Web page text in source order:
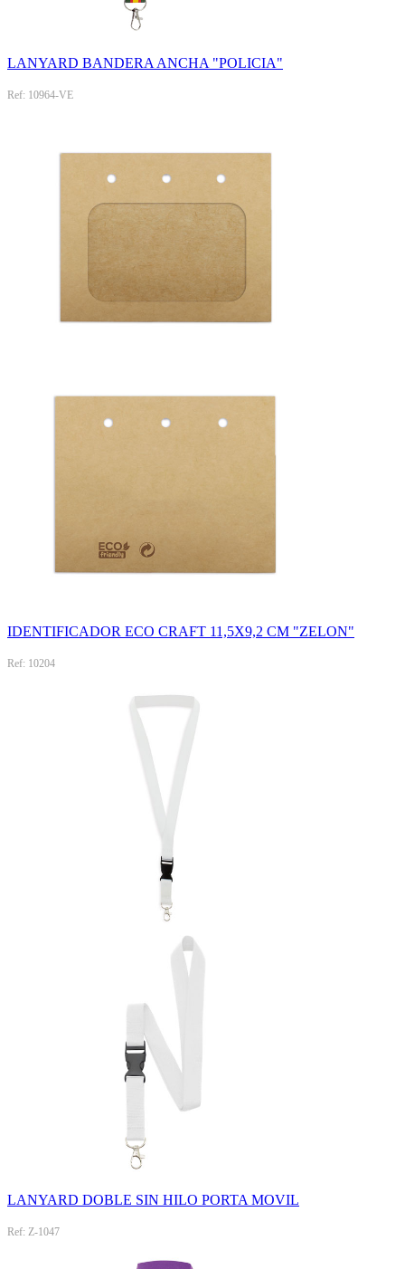
LANYARD BANDERA ANCHA "POLICIA"
Ref: 10964-VE
IDENTIFICADOR ECO CRAFT 11,5X9,2 CM "ZELON"
Ref: 10204
LANYARD DOBLE SIN HILO PORTA MOVIL
Ref: Z-1047